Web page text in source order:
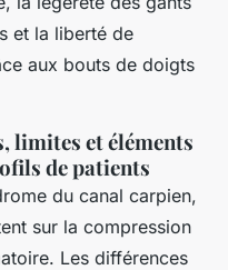
et la liberté de
aux bouts de doigts
limites et éléments
de patients
du canal carpien,
sur la compression
Les différences